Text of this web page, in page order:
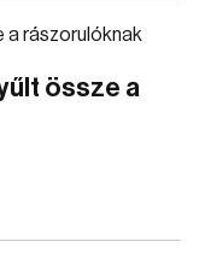
össze a